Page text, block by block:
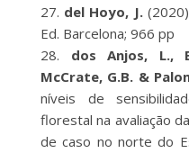
del Hoyo, J.
Ed. Barcelona; 966 pp
dos Anjos, L.,
McCrate, G.B. &
níveis de
florestal na avaliação
de caso no norte do